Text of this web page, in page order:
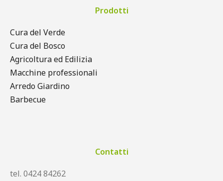
Prodotti
Cura del Verde
Cura del Bosco
Agricoltura ed Edilizia
Macchine professionali
Arredo Giardino
Barbecue
Contatti
tel. 0424 84262